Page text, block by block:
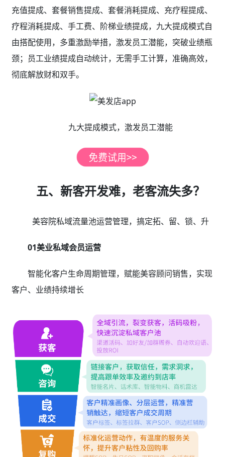
充值提成、套餐销售提成、套餐消耗提成、充疗程提成、
疗程消耗提成、手工费、阶梯业绩提成，九大提成模式自
由搭配使用，多重激励举措，激发员工潜能，突破业绩瓶
颈；员工业绩提成自动统计，无需手工计算，准确高效，
彻底解放财和双手。
九大提成模式，激发员工潜能
五、新客开发难，老客流失多？
美容院私域流量池运营管理，搞定拓、留、锁、升
01美业私域会员运营
智能化客户生命周期管理，赋能美容顾问销售，实现
客户、业绩持续增长